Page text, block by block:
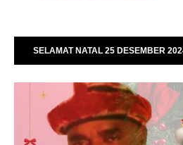
SELAMAT NATAL 25 DESEMBER